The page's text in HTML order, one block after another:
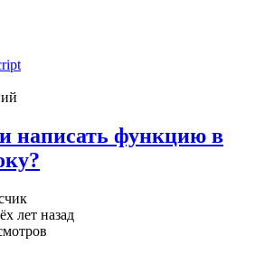
написать функцию в
лет назад